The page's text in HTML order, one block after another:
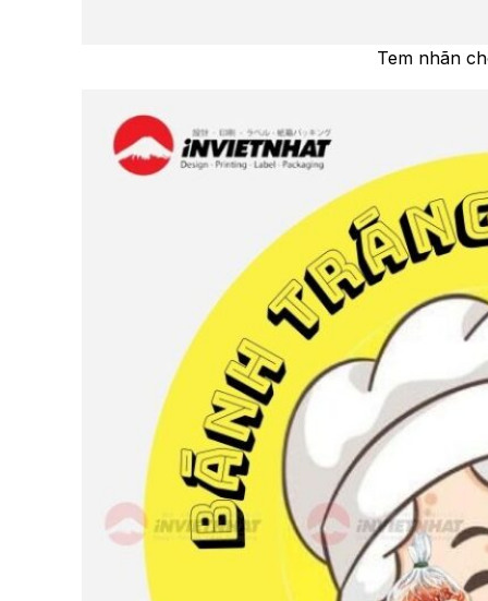
Tem nhãn